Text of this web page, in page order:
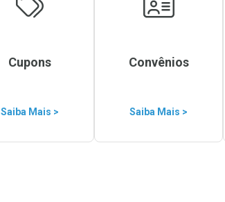
Cupons
Saiba Mais >
Convênios
Saiba Mais >